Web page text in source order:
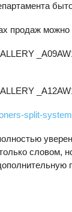
продаж можно
split-
словом,